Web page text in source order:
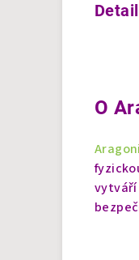
O
vytváří